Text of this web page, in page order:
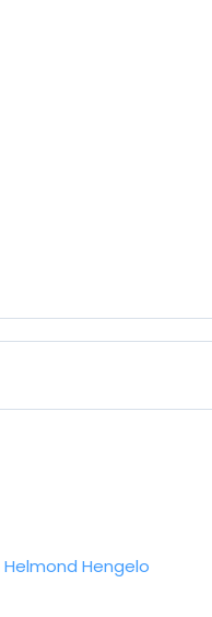
Helmond Hengelo